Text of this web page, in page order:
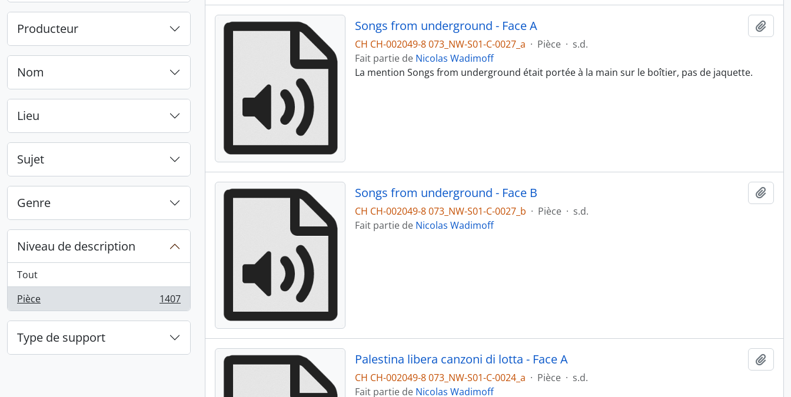
Producteur
Nom
Lieu
Sujet
Genre
Niveau de description
Tout
Pièce
, 1407 résultats 1407
Type de support
Songs from underground - Face A
CH CH-002049-8 073_NW-S01-C-0027_a · Pièce · s.d.
Fait partie de Nicolas Wadimoff
La mention Songs from underground était portée à la main sur le boîtier, pas de jaquette.
Songs from underground - Face B
CH CH-002049-8 073_NW-S01-C-0027_b · Pièce · s.d.
Fait partie de Nicolas Wadimoff
Palestina libera canzoni di lotta - Face A
CH CH-002049-8 073_NW-S01-C-0024_a · Pièce · s.d.
Fait partie de Nicolas Wadimoff